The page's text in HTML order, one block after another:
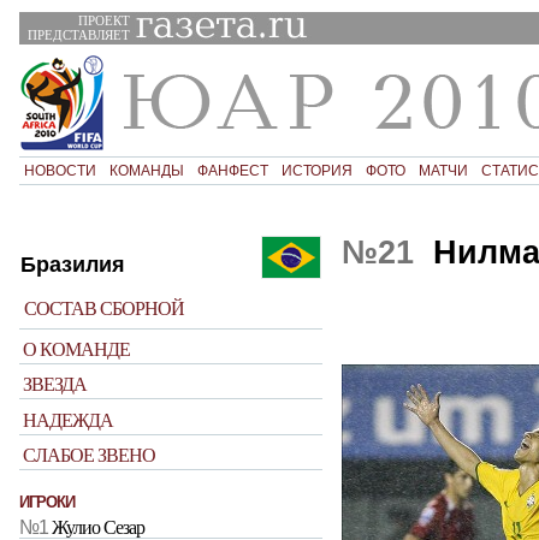
ПРОЕКТ
ПРЕДСТАВЛЯЕТ
НОВОСТИ КОМАНДЫ ФАНФЕСТ ИСТОРИЯ ФОТО МАТЧИ
Бразилия
СОСТАВ СБОРНОЙ
О КОМАНДЕ
ЗВЕЗДА
НАДЕЖДА
СЛАБОЕ ЗВЕНО
ИГРОКИ
№1Жулио Сезар
№21